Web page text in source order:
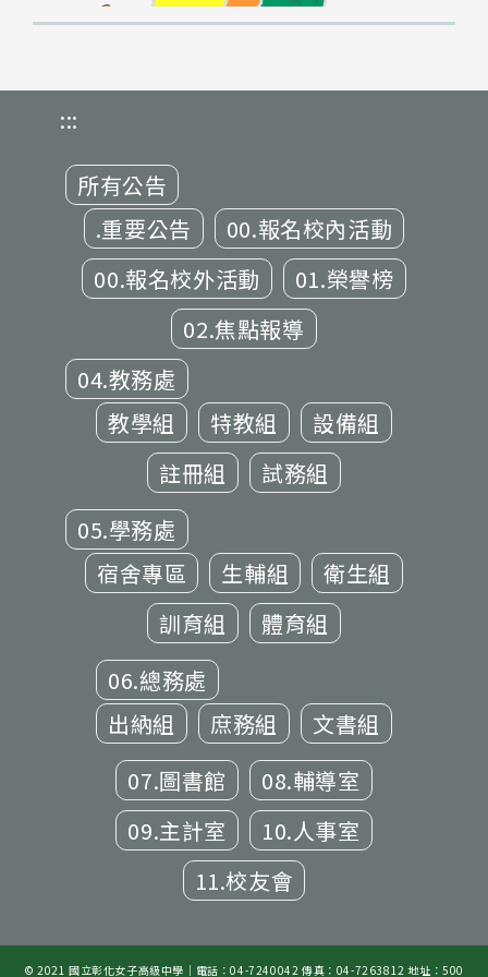
:::
所有公告
.重要公告
00.報名校內活動
00.報名校外活動
01.榮譽榜
02.焦點報導
04.教務處
教學組
特教組
設備組
註冊組
試務組
05.學務處
宿舍專區
生輔組
衛生組
訓育組
體育組
06.總務處
出納組
庶務組
文書組
07.圖書館
08.輔導室
09.主計室
10.人事室
11.校友會
© 2021 國立彰化女子高級中學｜電話：04-7240042 傳真：04-7263812 地址：500